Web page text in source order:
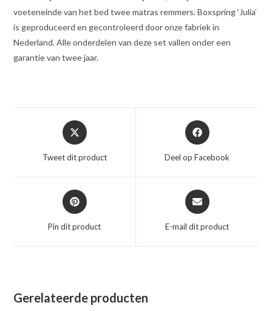
voeteneinde van het bed twee matras remmers. Boxspring ‘Julia’
is geproduceerd en gecontroleerd door onze fabriek in
Nederland. Alle onderdelen van deze set vallen onder een
garantie van twee jaar.
Opent
in
een
nieuw
Tweet dit product
Opent
in
een
nieuw
Deel op Facebook
Opent
in
een
nieuw
Pin dit product
Opent
in
een
nieuw
E-mail dit product
Gerelateerde producten